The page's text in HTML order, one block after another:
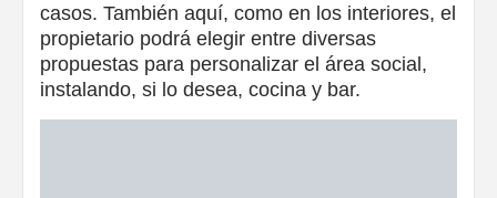
casos. También aquí, como en los interiores, el
propietario podrá elegir entre diversas
propuestas para personalizar el área social,
instalando, si lo desea, cocina y bar.